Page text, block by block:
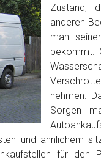
Zustand,
anderen
man
bekommt.
nehmen.
Sorgen
und ähnlichem
für